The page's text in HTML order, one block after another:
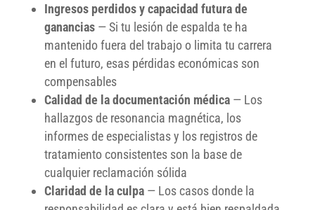
Ingresos perdidos y capacidad futura de
ganancias— Si tu lesión de espalda te ha
mantenido fuera del trabajo o limita tu carrera
en el futuro, esas pérdidas económicas son
compensables
Calidad de la documentación médica— Los
hallazgos de resonancia magnética, los
informes de especialistas y los registros de
tratamiento consistentes son la base de
cualquier reclamación sólida
Claridad de la culpa— Los casos donde la